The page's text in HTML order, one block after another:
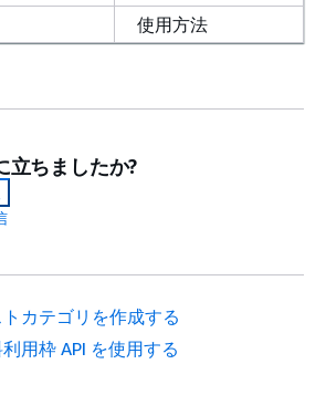
使用方法
立ちましたか?
トカテゴリを作成する
用枠 API を使用する